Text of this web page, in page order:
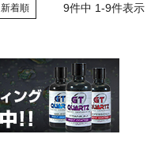
新着順 9件中 1-9件表示